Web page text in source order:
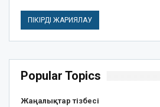
Popular Topics
Жаңалықтар тізбесі